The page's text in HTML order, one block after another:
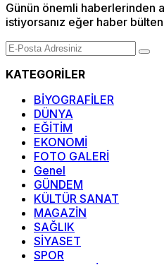
Günün önemli haberlerinden
istiyorsanız eğer haber
KATEGORİLER
BİYOGRAFİLER
DÜNYA
EĞİTİM
EKONOMİ
FOTO GALERİ
Genel
GÜNDEM
KÜLTÜR SANAT
MAGAZİN
SAĞLIK
SİYASET
SPOR